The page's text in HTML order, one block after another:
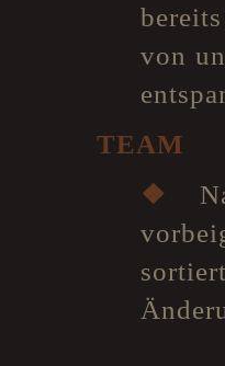
von
TEAM
❖